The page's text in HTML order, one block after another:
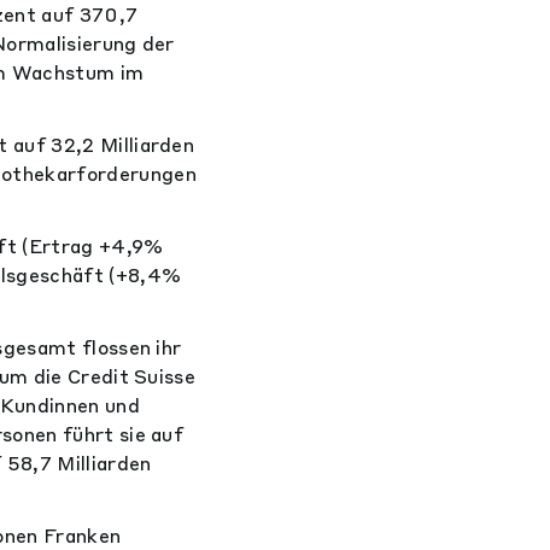
auf 370,7
der
Wachstum im
auf 32,2 Milliarden
(Ertrag +4,9%
(+8,4%
flossen ihr
die Credit Suisse
und
führt sie auf
58,7 Milliarden
Franken